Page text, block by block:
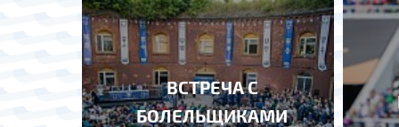
ВСТРЕЧА С
БОЛЕЛЬЩИКАМИ